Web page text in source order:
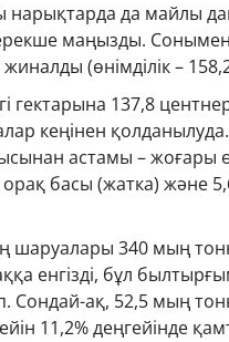
нарықтарда да майлы
маңызды.
(өнімділік –
гектарына 137,8
кеңінен
астамы – жоғары
басы (жатка) және
шаруалары 340 мың
енгізді, бұл
Сондай-ақ, 52,5 мың
11,2% деңгейінде